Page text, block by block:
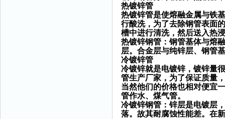
热镀锌管
热镀锌管是使熔融金属与铁
行酸洗，为了去除钢管表面
槽中进行清洗，然后送入热
热镀锌钢管：钢管基体与熔
层。合金层与纯锌层、钢管
冷镀锌管
冷镀锌就是电镀锌，镀锌量
管生产厂家，为了保证质量
当然他们的价格也相对便宜
管作水、煤气管。
冷镀锌钢管：锌层是电镀层
落。故其耐腐蚀性能差。在